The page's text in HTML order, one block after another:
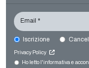
Bag making
Email *
Iscrizione
Privacy Policy
Ho letto l'informativa e